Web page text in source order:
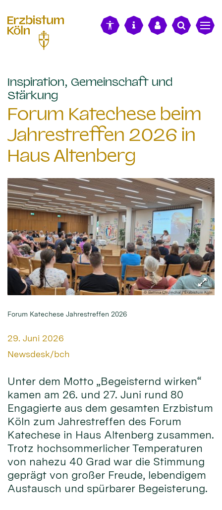
Inspiration, Gemeinschaft und
Stärkung
Forum Katechese beim
Jahrestreffen 2026 in
Haus Altenberg
© Bettina Chumchal / Erzbistum Köln
Forum Katechese Jahrestreffen 2026
Datum:
29. Juni 2026
Von:
Newsdesk/bch
Unter dem Motto „Begeisternd wirken“
kamen am 26. und 27. Juni rund 80
Engagierte aus dem gesamten Erzbistum
Köln zum Jahrestreffen des Forum
Katechese in Haus Altenberg zusammen.
Trotz hochsommerlicher Temperaturen
von nahezu 40 Grad war die Stimmung
geprägt von großer Freude, lebendigem
Austausch und spürbarer Begeisterung.